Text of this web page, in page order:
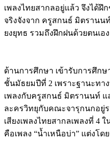
เพลงไทยสากลอยู่แล้ว จึงได้ฝึ
จริงจังจาก ครูสกนธ์ มิตรานน
ยงยุทธ รวมถึงฝึกฝนด้วยตนเอง
ด้านการศึกษา เข้ารับการศึกษ
ชั้นมัธยมปีที่ 2 เพราะฐานะทา
เพลงกับครูสกนธ์ มิตรานนท์
ละครวิทยุกับคณะจารุกนกอยู่
เสียงเพลงไทยสากลเพลงที่ 4
คือเพลง “น้ำเหนือบ่า” แต่งโ